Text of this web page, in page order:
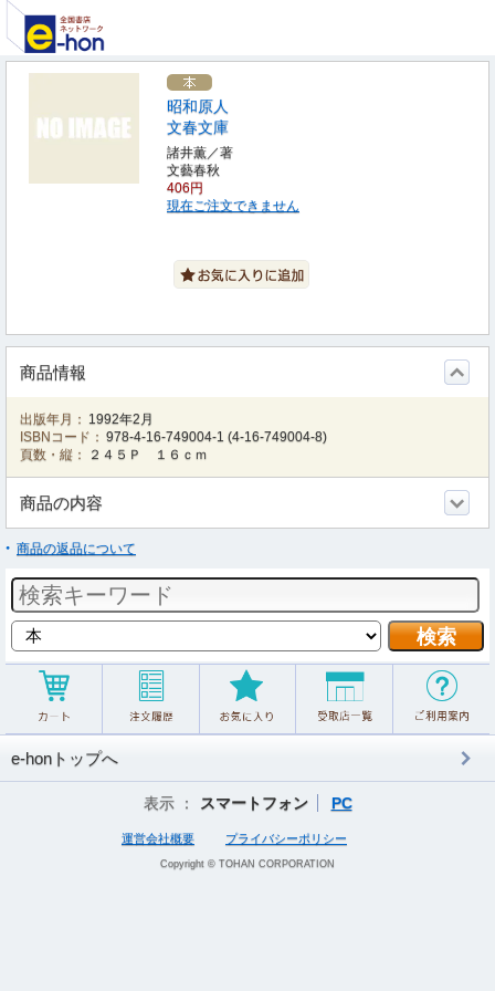
昭和原人
文春文庫
諸井薫／著
文藝春秋
406円
現在ご注文できません
商品情報
出版年月： 1992年2月
ISBNコード： 978-4-16-749004-1 (4-16-749004-8)
頁数・縦：
２４５Ｐ １６ｃｍ
商品の内容
商品の返品について
e-honトップへ
表示 ： スマートフォン PC
運営会社概要 プライバシーポリシー
Copyright © TOHAN CORPORATION